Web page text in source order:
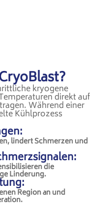
kryogene
direkt auf
Während einer
Kühlprozess
lindert Schmerzen und
die
Linderung.
Region an und